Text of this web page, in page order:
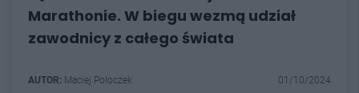
Marathonie. W biegu wezmą udział
zawodnicy z całego świata
AUTOR: Maciej Poloczek 01/10/2024